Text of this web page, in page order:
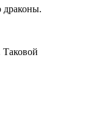
драконы.
Таковой